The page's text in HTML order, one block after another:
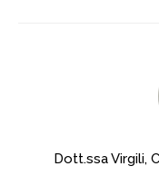
Dott.ssa Virgili,